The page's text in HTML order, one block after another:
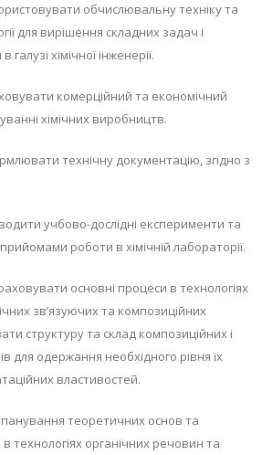
обчислювальну техніку та
для вирішення складних задач і
хімічної інженерії.
комерційний та економічний
хімічних виробництв.
технічну документацію, згідно з
учбово-дослідні експерименти та
роботи в хімічній лабораторії.
основні процеси в технологіях
зв’язуючих та композиційних
структуру та склад композиційних і
для одержання необхідного рівня їх
властивостей.
теоретичних основ та
технологіях органічних речовин та